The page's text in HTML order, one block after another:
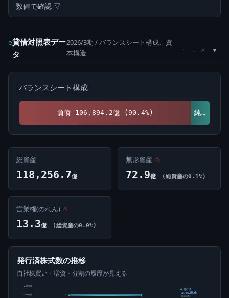
数値で確認 ▽
e貸借対照表デー
タ
2026/3期 / バランスシート構成、資
本構造
↑ ↓ ×
バランスシート構成
負債 106,894.2億 (90.4%) 純資産 11,362.5億 (9.6%)
総資産
118,256.7億
無形資産 ⚠
72.9億 (総資産の0.1%)
営業権(のれん) ⚠
13.3億 (総資産の0.0%)
発行済株式数の推移
自社株買い・増資・分割の履歴が見える
3.00億株
4.00億株
発行済
3.01億株
株式総数